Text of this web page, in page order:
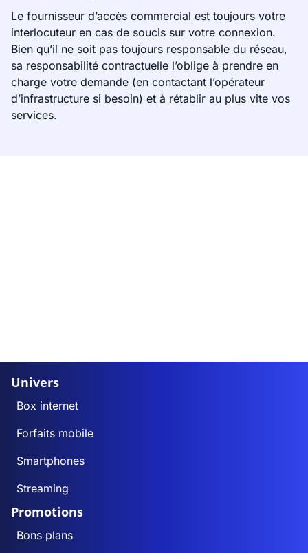
Le fournisseur d’accès commercial est toujours votre
interlocuteur en cas de soucis sur votre connexion.
Bien qu’il ne soit pas toujours responsable du réseau,
sa responsabilité contractuelle l’oblige à prendre en
charge votre demande (en contactant l’opérateur
d’infrastructure si besoin) et à rétablir au plus vite vos
services.
Univers
Box internet
Forfaits mobile
Smartphones
Streaming
Promotions
Bons plans